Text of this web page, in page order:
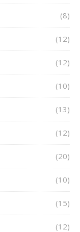
(8)
(12)
(12)
(10)
(13)
(12)
(20)
(10)
(15)
(12)